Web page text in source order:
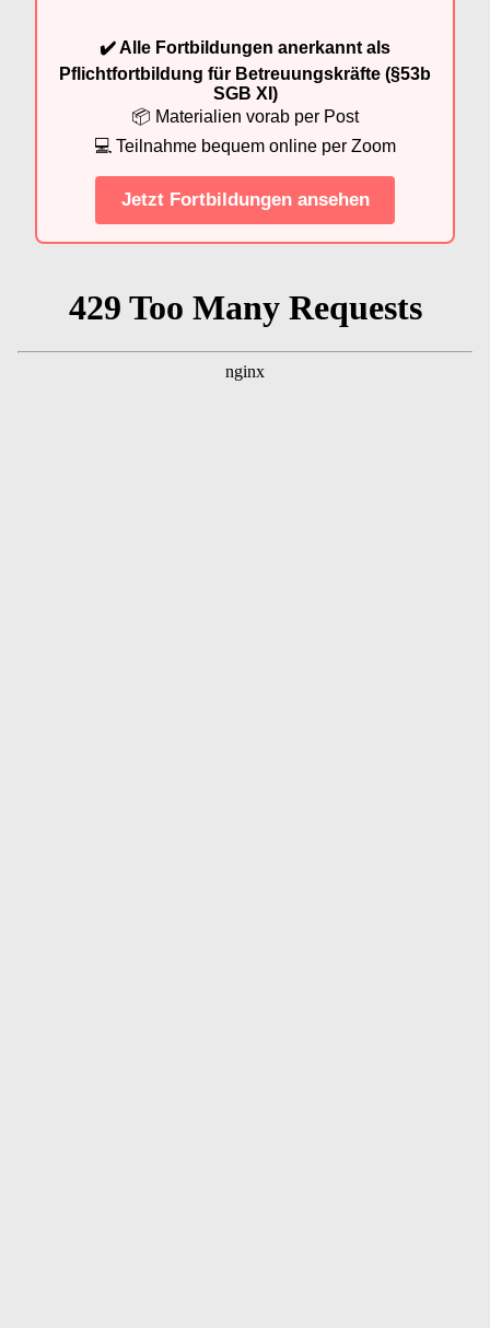
✔️ Alle Fortbildungen anerkannt als
Pflichtfortbildung für Betreuungskräfte (§53b
SGB XI)
📦 Materialien vorab per Post
💻 Teilnahme bequem online per Zoom
Jetzt Fortbildungen ansehen